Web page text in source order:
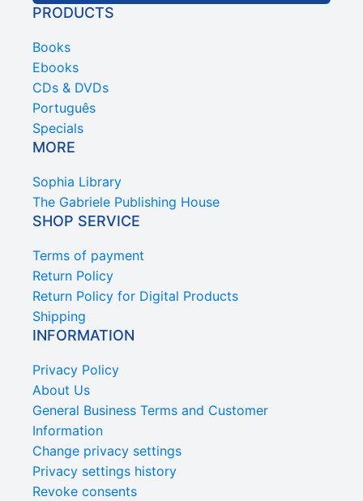
PRODUCTS
Books
Ebooks
CDs & DVDs
Português
Specials
MORE
Sophia Library
The Gabriele Publishing House
SHOP SERVICE
Terms of payment
Return Policy
Return Policy for Digital Products
Shipping
INFORMATION
Privacy Policy
About Us
General Business Terms and Customer
Information
Change privacy settings
Privacy settings history
Revoke consents